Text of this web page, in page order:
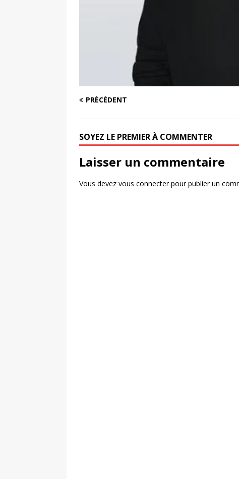
PRÉCÉDENT
SOYEZ LE PREMIER À COMMENTER
Laisser un commentaire
Vous devez vous connecterpour publier un